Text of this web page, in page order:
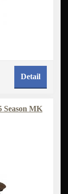
Detail
Season MK